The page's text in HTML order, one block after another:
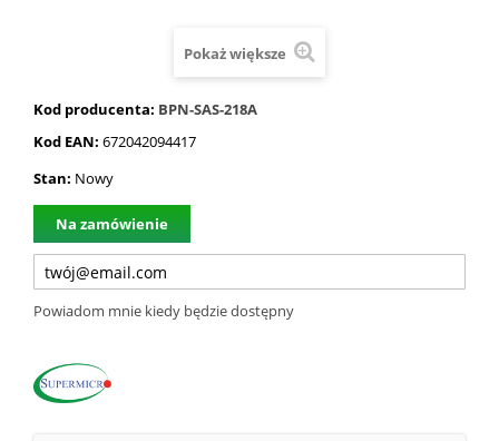
Pokaż większe
Kod producenta: BPN-SAS-218A
Kod EAN: 672042094417
Stan: Nowy
Na zamówienie
Powiadom mnie kiedy będzie dostępny